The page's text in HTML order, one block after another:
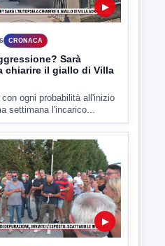
Sarà
chiarire il giallo di Villa
ogni probabilità all'inizio
settimana l'incarico...
▶
CRONACA
impianti di
inviato l'esposto: